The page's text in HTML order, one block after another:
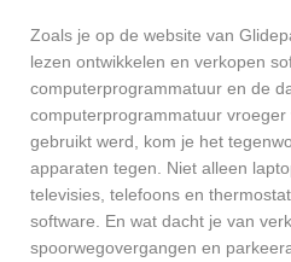
Zoals je op de website van
lezen ontwikkelen en verkopen
computerprogrammatuur en de
computerprogrammatuur
gebruikt werd, kom je het
apparaten tegen. Niet alleen
televisies, telefoons en
software. En wat dacht je van
spoorwegovergangen en